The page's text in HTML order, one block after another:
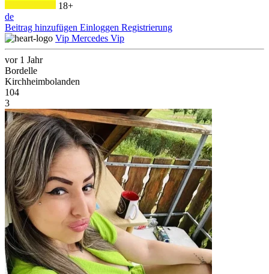
18+
de
Beitrag hinzufügen Einloggen Registrierung
Vip Mercedes Vip
vor 1 Jahr
Bordelle
Kirchheimbolanden
104
3